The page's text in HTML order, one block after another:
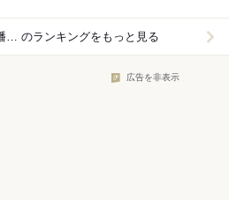
参宮橋・代々木八幡×タイ料理 のランキングをもっと見る
広告を非表示